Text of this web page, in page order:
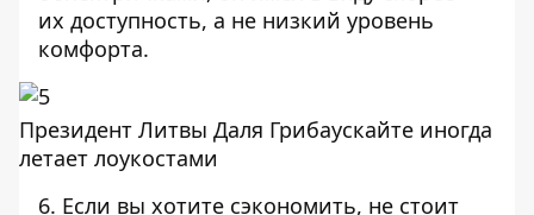
их доступность, а не низкий уровень
комфорта.
Президент Литвы Даля Грибаускайте иногда
летает лоукостами
6. Если вы хотите сэкономить, не стоит